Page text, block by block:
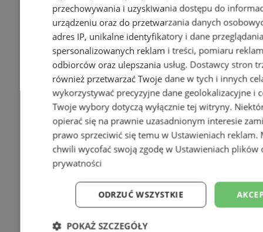
przechowywania i uzyskiwania dostępu do
urządzeniu oraz do przetwarzania danych
adres IP, unikalne identyfikatory i dane
spersonalizowanych reklam i treści, pomiaru
odbiorców oraz ulepszania usług. Dostawcy stron
również przetwarzać Twoje dane w tych i innych
wykorzystywać precyzyjne dane geolokalizacyjne i
Twoje wybory dotyczą wyłącznie tej witryny.
opierać się na prawnie uzasadnionym interesie
prawo sprzeciwić się temu w Ustawieniach reklam.
chwili wycofać swoją zgodę w Ustawieniach plików
prywatności
ODRZUĆ WSZYSTKIE
POKAŻ SZCZEGÓŁY